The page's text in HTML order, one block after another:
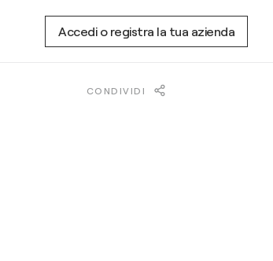
Accedi o registra la tua azienda
CONDIVIDI